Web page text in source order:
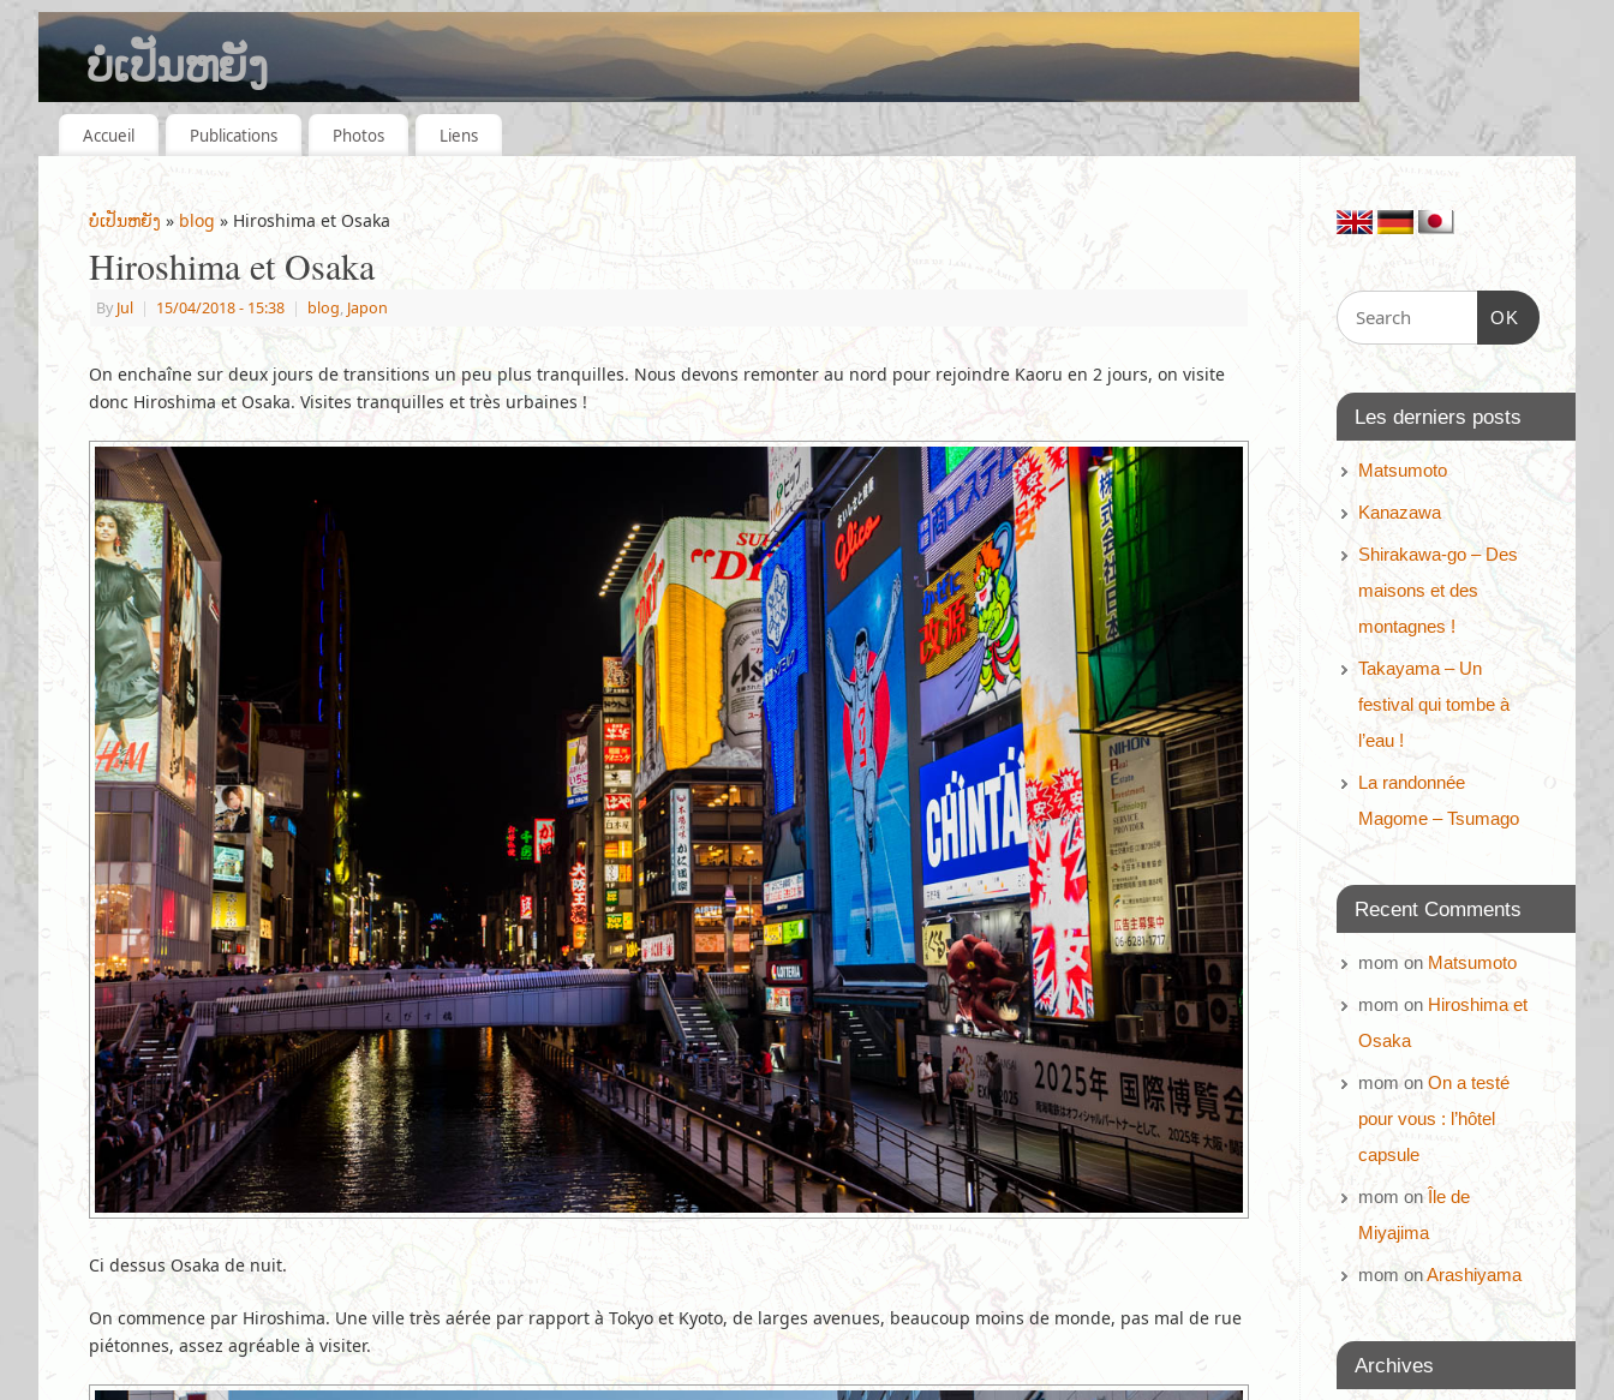
ບໍ່ເປັນຫຍັງ
QUELQUES ANNÉES, QUELQUES VOYAGES.
Accueil Publications Photos Liens
ບໍ່ເປັນຫຍັງ » blog » Hiroshima et Osaka
Hiroshima et Osaka
By Jul | 15/04/2018- 15:38 | blog, Japon
On enchaîne sur deux jours de transitions un peu plus tranquilles. Nous devons remonter au nord pour rejoindre Kaoru en 2 jours, on visite
donc Hiroshima et Osaka. Visites tranquilles et très urbaines !
Ci dessus Osaka de nuit.
On commence par Hiroshima. Une ville très aérée par rapport à Tokyo et Kyoto, de larges avenues, beaucoup moins de monde, pas mal de rue
piétonnes, assez agréable à visiter.
OK
Les derniers posts
Matsumoto
Kanazawa
Shirakawa-go – Des
maisons et des
montagnes !
Takayama – Un
festival qui tombe à
l’eau !
La randonnée
Magome – Tsumago
Recent Comments
mom on Matsumoto
mom on Hiroshima et
Osaka
mom on On a testé
pour vous : l’hôtel
capsule
mom on Île de
Miyajima
mom onArashiyama
Archives